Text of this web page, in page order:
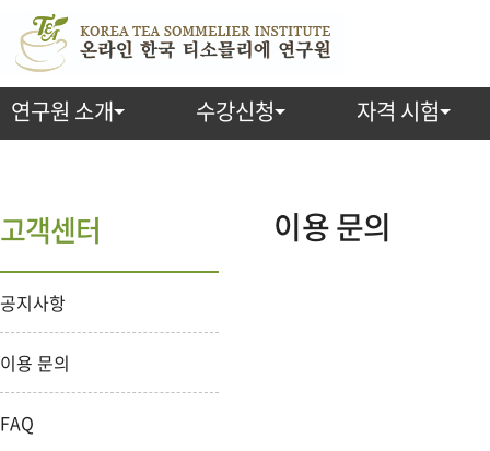
연구원 소개 수강신청 자격 시험
이용 문의
고객센터
공지사항
이용 문의
FAQ